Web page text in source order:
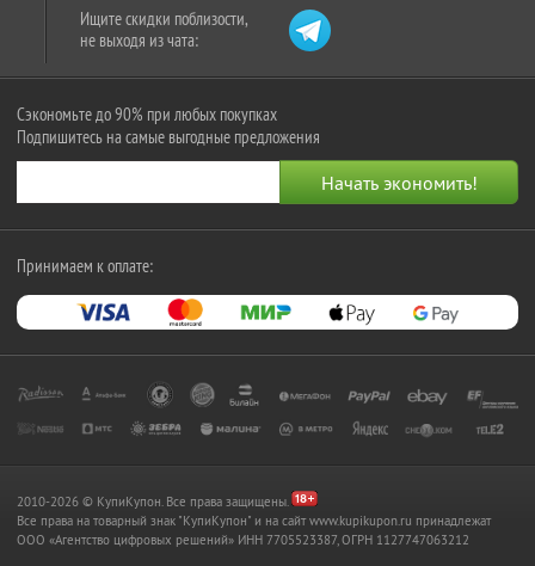
Ищите скидки поблизости,
не выходя из чата:
Сэкономьте до 90% при любых покупках
Подпишитесь на самые выгодные предложения
Принимаем к оплате:
2010-2026 © КупиКупон. Все права защищены.
Все права на товарный знак "КупиКупон" и на сайт www.kupikupon.ru принадлежат
OOO «Агентство цифровых решений» ИНН 7705523387, ОГРН 1127747063212